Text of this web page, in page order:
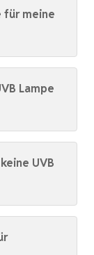
für meine
Lampe
UVB